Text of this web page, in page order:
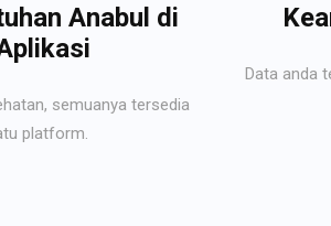
Anabul di
semuanya tersedia
platform.
Data anda